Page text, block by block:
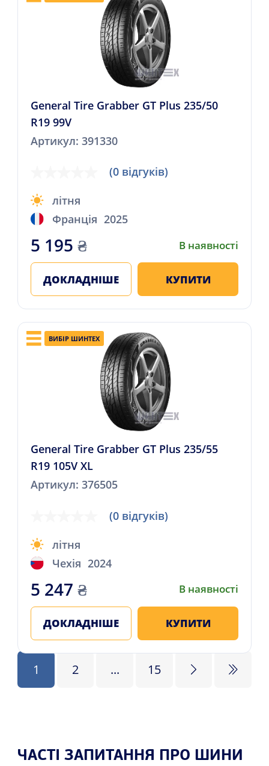
General Tire Grabber GT Plus 235/50
R19 99V
Артикул: 391330
(0 відгуків)
літня
Франція 2025
5 195 ₴ В наявності
ДОКЛАДНІШЕ КУПИТИ
ВИБІР ШИНТЕХ
General Tire Grabber GT Plus 235/55
R19 105V XL
Артикул: 376505
(0 відгуків)
літня
Чехія 2024
5 247 ₴ В наявності
ДОКЛАДНІШЕ КУПИТИ
1 2 ... 15
ЧАСТІ ЗАПИТАННЯ ПРО ШИНИ